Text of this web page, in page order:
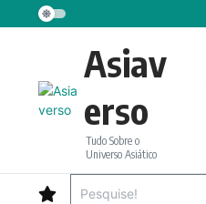
Ir para o conteúdo
Asiav
erso
Tudo Sobre o
Universo Asiático